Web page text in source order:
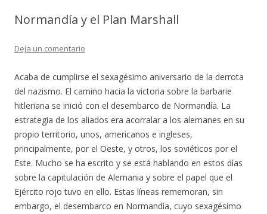
Normandía y el Plan Marshall
Deja un comentario
Acaba de cumplirse el sexagésimo aniversario de la derrota
del nazismo. El camino hacia la victoria sobre la barbarie
hitleriana se inició con el desembarco de Normandía. La
estrategia de los aliados era acorralar a los alemanes en su
propio territorio, unos, americanos e ingleses,
principalmente, por el Oeste, y otros, los soviéticos por el
Este. Mucho se ha escrito y se está hablando en estos días
sobre la capitulación de Alemania y sobre el papel que el
Ejército rojo tuvo en ello. Estas líneas rememoran, sin
embargo, el desembarco en Normandía, cuyo sexagésimo